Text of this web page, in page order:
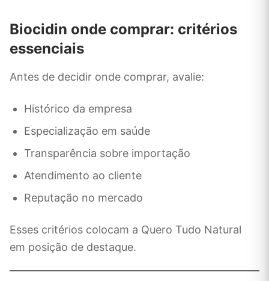
Biocidin onde comprar: critérios
essenciais
Antes de decidir onde comprar, avalie:
Histórico da empresa
Especialização em saúde
Transparência sobre importação
Atendimento ao cliente
Reputação no mercado
Esses critérios colocam a Quero Tudo Natural
em posição de destaque.